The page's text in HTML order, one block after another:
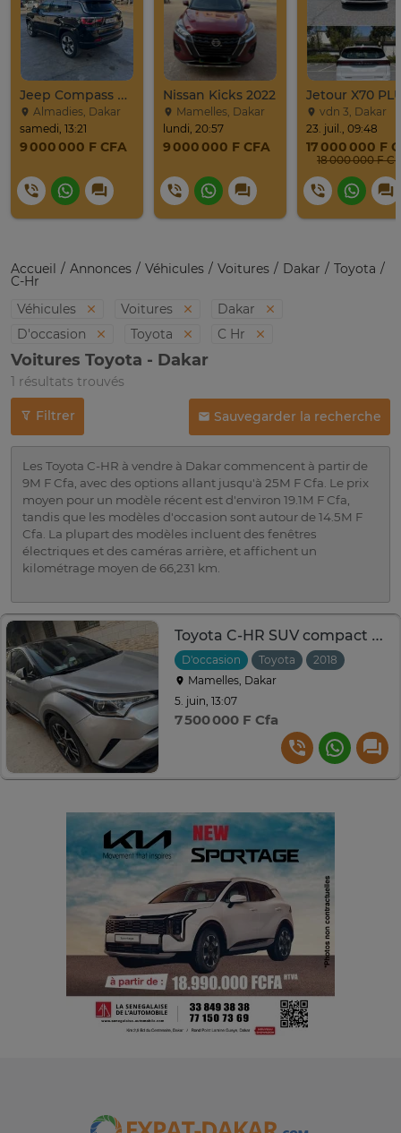
Jeep Compass SUV Noir Essence Automatique
Almadies, Dakar
samedi, 13:21
9 000 000 F CFA
Nissan Kicks 2022
Mamelles, Dakar
lundi, 20:57
9 000 000 F CFA
vdn 3, Dakar
23. juil., 09:48
17 000 000 F
18 000 000 F
Accueil Annonces Véhicules Voitures Dakar Toyota
C-Hr
Véhicules
Voitures
Dakar
D'occasion
Toyota C Hr
Voitures Toyota - Dakar
1 résultats trouvés
Filtrer Sauvegarder la recherche
Les Toyota C-HR à vendre à Dakar commencent à partir de
9M F Cfa, avec des options allant jusqu'à 25M F Cfa. Le prix
moyen pour un modèle récent est d'environ 19.1M F Cfa,
tandis que les modèles d'occasion sont autour de 14.5M F
Cfa. La plupart des modèles incluent des fenêtres
électriques et des caméras arrière, et affichent un
kilométrage moyen de 66,231 km.
Toyota C-HR SUV compact argent jantes alliage noires
D'occasion Toyota 2018
Mamelles, Dakar
5. juin, 13:07
7 500 000 F Cfa